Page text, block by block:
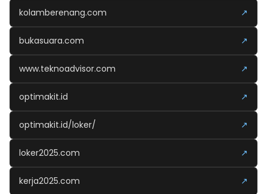
kolamberenang.com ↗
bukasuara.com ↗
www.teknoadvisor.com ↗
optimakit.id ↗
optimakit.id/loker/ ↗
loker2025.com ↗
kerja2025.com ↗